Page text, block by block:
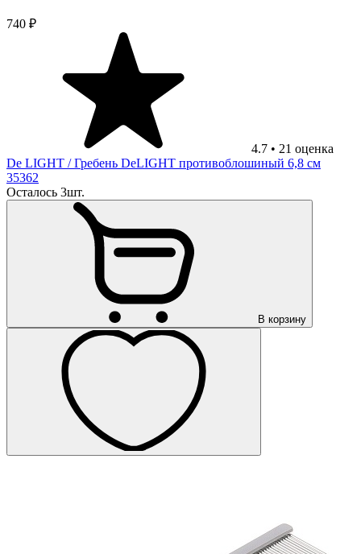
740 ₽
4.7 • 21 оценка
De LIGHT / Гребень DeLIGHT противоблошиный 6,8 см
35362
Осталось 3шт.
В корзину